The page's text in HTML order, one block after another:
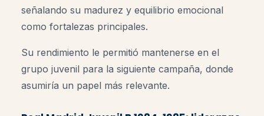
señalando su madurez y equilibrio emocional
como fortalezas principales.
Su rendimiento le permitió mantenerse en el
grupo juvenil para la siguiente campaña, donde
asumiría un papel más relevante.